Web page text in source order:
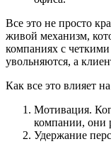
Все это не просто
живой механизм,
компаниях с
увольняются, а
Как все это влияет
Мотивация.
компании, они
Удержание